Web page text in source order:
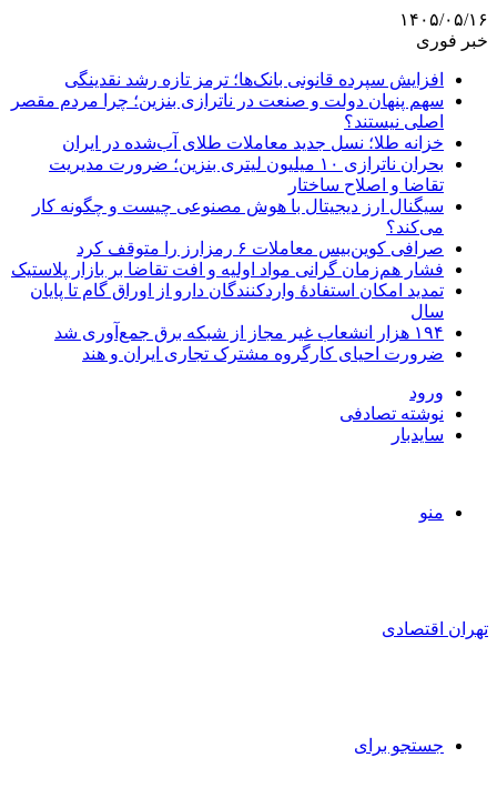
۱۴۰۵/۰۵/۱۶
خبر فوری
افزایش سپرده قانونی بانک‌ها؛ ترمز تازه رشد نقدینگی
سهم پنهان دولت و صنعت در ناترازی بنزین؛ چرا مردم مقصر
اصلی نیستند؟
خزانه طلا؛ نسل جدید معاملات طلای آب‌شده در ایران
بحران ناترازی ۱۰ میلیون لیتری بنزین؛ ضرورت مدیریت
تقاضا و اصلاح ساختار
سیگنال ارز دیجیتال با هوش مصنوعی چیست و چگونه کار
می‌کند؟
صرافی کوین‌بیس معاملات ۶ رمزارز را متوقف کرد
فشار هم‌زمان گرانی مواد اولیه و افت تقاضا بر بازار پلاستیک
تمدید امکان استفادۀ واردکنندگان دارو از اوراق گام تا پایان
سال
۱۹۴ هزار انشعاب غیر مجاز از شبکه برق جمع‌آوری شد
ضرورت احیای کارگروه مشترک تجاری ایران و هند
ورود
نوشته تصادفی
سایدبار
منو
تهران اقتصادی
جستجو برای